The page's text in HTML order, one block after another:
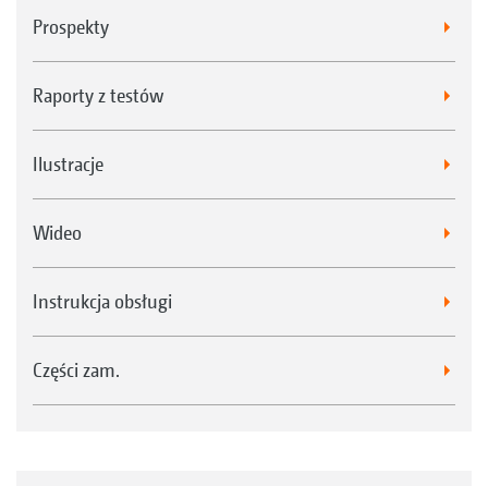
Prospekty
Raporty z testów
Ilustracje
Wideo
Instrukcja obsługi
Części zam.